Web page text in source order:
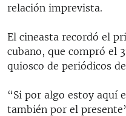
relación imprevista.
El cineasta recordó el
cubano, que compró el
quiosco de periódicos
“Si por algo estoy aquí
también por el